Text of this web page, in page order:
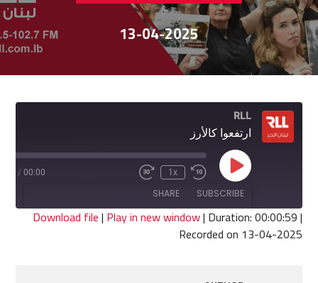
13-04-2025
RLL
ارتفعوا كالأرز
Play
Episode
Rewind
10
Seconds
1x
Fast
seconds
00:00
/
SUBSCRIBE
SHARE
SHARE
Download file| Play in new window| Duration: 00:00:59|
Recorded on 13-04-2025